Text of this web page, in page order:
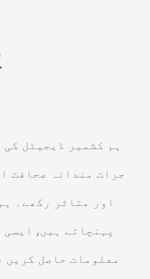
ہم کشمیر ڈیجیٹل
جرات مندانہ صحافت
اور متاثر رکھے۔
پہنچاتے ہیں,
معلومات حاصل کریں